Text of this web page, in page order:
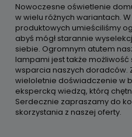
Nowoczesne oświetlenie
w wielu różnych wariantach.
produktowych umieściliśmy
abyś mógł starannie
siebie. Ogromnym atutem
lampami jest także
wsparcia naszych doradców.
wieloletnie doświadczenie w
ekspercką wiedzą, którą
Serdecznie zapraszamy do
skorzystania z naszej oferty.